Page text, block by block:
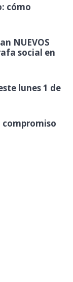
cómo
NUEVOS
social en
lunes 1 de
compromiso